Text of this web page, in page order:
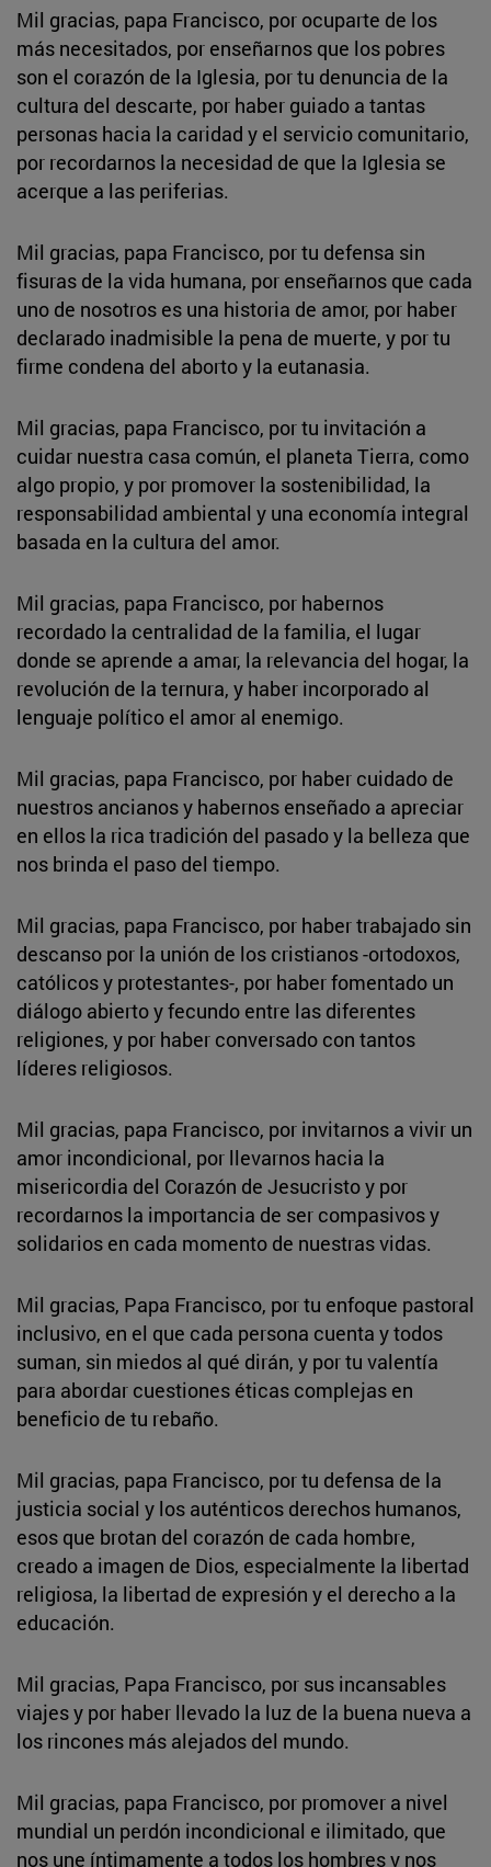
Mil gracias, papa Francisco, por ocuparte de los
más necesitados, por enseñarnos que los pobres
son el corazón de la Iglesia, por tu denuncia de la
cultura del descarte, por haber guiado a tantas
personas hacia la caridad y el servicio comunitario,
por recordarnos la necesidad de que la Iglesia se
acerque a las periferias.
Mil gracias, papa Francisco, por tu defensa sin
fisuras de la vida humana, por enseñarnos que cada
uno de nosotros es una historia de amor, por haber
declarado inadmisible la pena de muerte, y por tu
firme condena del aborto y la eutanasia.
Mil gracias, papa Francisco, por tu invitación a
cuidar nuestra casa común, el planeta Tierra, como
algo propio, y por promover la sostenibilidad, la
responsabilidad ambiental y una economía integral
basada en la cultura del amor.
Mil gracias, papa Francisco, por habernos
recordado la centralidad de la familia, el lugar
donde se aprende a amar, la relevancia del hogar, la
revolución de la ternura, y haber incorporado al
lenguaje político el amor al enemigo.
Mil gracias, papa Francisco, por haber cuidado de
nuestros ancianos y habernos enseñado a apreciar
en ellos la rica tradición del pasado y la belleza que
nos brinda el paso del tiempo.
Mil gracias, papa Francisco, por haber trabajado sin
descanso por la unión de los cristianos -ortodoxos,
católicos y protestantes-, por haber fomentado un
diálogo abierto y fecundo entre las diferentes
religiones, y por haber conversado con tantos
líderes religiosos.
Mil gracias, papa Francisco, por invitarnos a vivir un
amor incondicional, por llevarnos hacia la
misericordia del Corazón de Jesucristo y por
recordarnos la importancia de ser compasivos y
solidarios en cada momento de nuestras vidas.
Mil gracias, Papa Francisco, por tu enfoque pastoral
inclusivo, en el que cada persona cuenta y todos
suman, sin miedos al qué dirán, y por tu valentía
para abordar cuestiones éticas complejas en
beneficio de tu rebaño.
Mil gracias, papa Francisco, por tu defensa de la
justicia social y los auténticos derechos humanos,
esos que brotan del corazón de cada hombre,
creado a imagen de Dios, especialmente la libertad
religiosa, la libertad de expresión y el derecho a la
educación.
Mil gracias, Papa Francisco, por sus incansables
viajes y por haber llevado la luz de la buena nueva a
los rincones más alejados del mundo.
Mil gracias, papa Francisco, por promover a nivel
mundial un perdón incondicional e ilimitado, que
nos une íntimamente a todos los hombres y nos